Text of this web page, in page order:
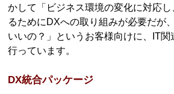
かして「ビジネス環境の変化に対応
るためにDXへの取り組みが必要だが
いいの？」というお客様向けに、IT関
行っています。
DX統合パッケージ